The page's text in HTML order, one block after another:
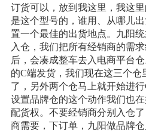
订货可以，放到我这里，我这
是这个型号的，谁用、从哪儿
置一个最佳的出货地点。九阳
入仓，我们把所有经销商的需
后，会凑成整车去入电商平台
的C端发货，我们现在这三个
了，另外两个仓马上就开始进
设置品牌仓的这个动作我们也
配货权。不要经销商分别入仓
商需要，下订单，九阳做品牌仓